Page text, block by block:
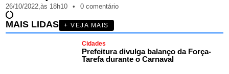
26/10/2022,às 18h10 • 0 comentário
MAIS LIDAS + VEJA MAIS
Cidades
Prefeitura divulga balanço da Força-
Tarefa durante o Carnaval